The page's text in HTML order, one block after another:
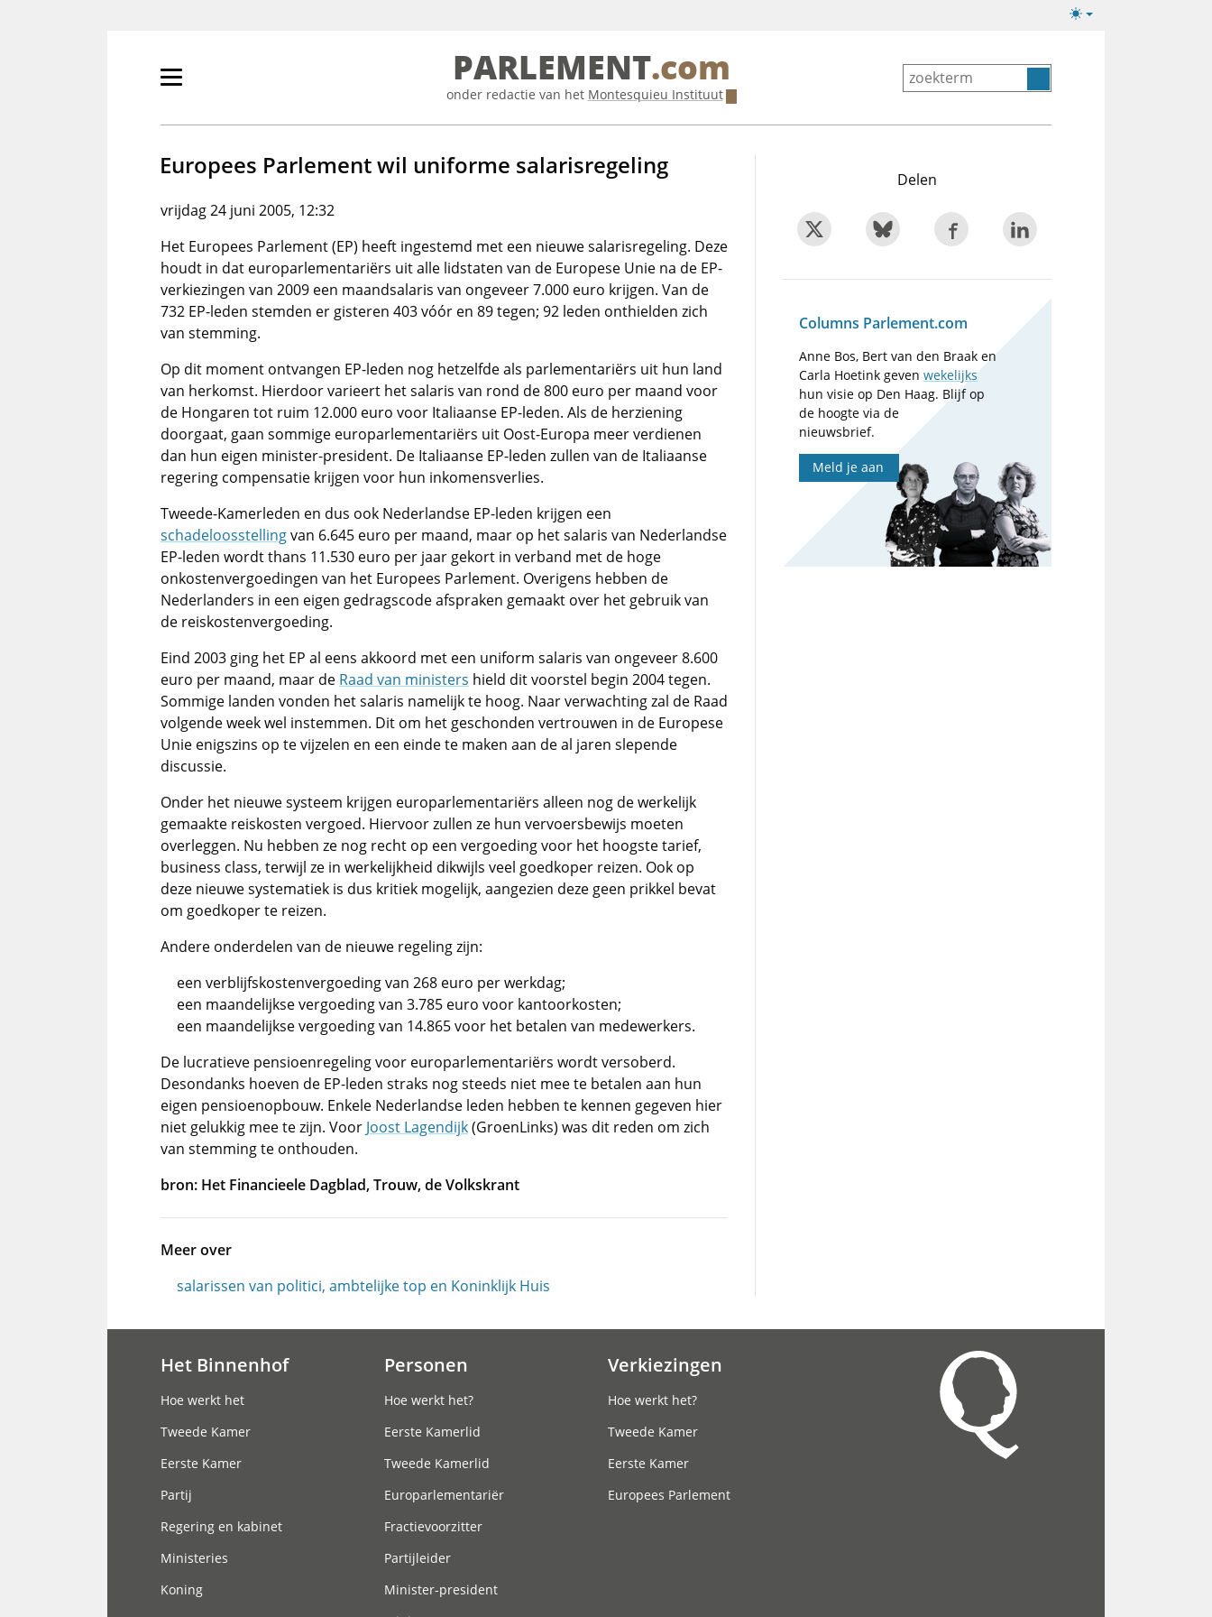
Lichte/donkere
Primair
tonen/verbergen
PARLEMENT.com
onder redactie van het Montesquieu Instituut
Europees Parlement wil uniforme salarisregeling
vrijdag 24 juni 2005, 12:32
Het Europees Parlement (EP) heeft ingestemd met een nieuwe salarisregeling. Deze
houdt in dat europarlementariërs uit alle lidstaten van de Europese Unie na de EP-
verkiezingen van 2009 een maandsalaris van ongeveer 7.000 euro krijgen. Van de
732 EP-leden stemden er gisteren 403 vóór en 89 tegen; 92 leden onthielden zich
van stemming.
Op dit moment ontvangen EP-leden nog hetzelfde als parlementariërs uit hun land
van herkomst. Hierdoor varieert het salaris van rond de 800 euro per maand voor
de Hongaren tot ruim 12.000 euro voor Italiaanse EP-leden. Als de herziening
doorgaat, gaan sommige europarlementariërs uit Oost-Europa meer verdienen
dan hun eigen minister-president. De Italiaanse EP-leden zullen van de Italiaanse
regering compensatie krijgen voor hun inkomensverlies.
Tweede-Kamerleden en dus ook Nederlandse EP-leden krijgen een
schadeloosstellingvan 6.645 euro per maand, maar op het salaris van Nederlandse
EP-leden wordt thans 11.530 euro per jaar gekort in verband met de hoge
onkostenvergoedingen van het Europees Parlement. Overigens hebben de
Nederlanders in een eigen gedragscode afspraken gemaakt over het gebruik van
de reiskostenvergoeding.
Eind 2003 ging het EP al eens akkoord met een uniform salaris van ongeveer 8.600
euro per maand, maar de Raad van ministers hield dit voorstel begin 2004 tegen.
Sommige landen vonden het salaris namelijk te hoog. Naar verwachting zal de Raad
volgende week wel instemmen. Dit om het geschonden vertrouwen in de Europese
Unie enigszins op te vijzelen en een einde te maken aan de al jaren slepende
discussie.
Onder het nieuwe systeem krijgen europarlementariërs alleen nog de werkelijk
gemaakte reiskosten vergoed. Hiervoor zullen ze hun vervoersbewijs moeten
overleggen. Nu hebben ze nog recht op een vergoeding voor het hoogste tarief,
business class, terwijl ze in werkelijkheid dikwijls veel goedkoper reizen. Ook op
deze nieuwe systematiek is dus kritiek mogelijk, aangezien deze geen prikkel bevat
om goedkoper te reizen.
Andere onderdelen van de nieuwe regeling zijn:
een verblijfskostenvergoeding van 268 euro per werkdag;
een maandelijkse vergoeding van 3.785 euro voor kantoorkosten;
een maandelijkse vergoeding van 14.865 voor het betalen van medewerkers.
De lucratieve pensioenregeling voor europarlementariërs wordt versoberd.
Desondanks hoeven de EP-leden straks nog steeds niet mee te betalen aan hun
eigen pensioenopbouw. Enkele Nederlandse leden hebben te kennen gegeven hier
niet gelukkig mee te zijn. Voor Joost Lagendijk(GroenLinks) was dit reden om zich
van stemming te onthouden.
bron: Het Financieele Dagblad, Trouw, de Volkskrant
Meer over
salarissen van politici, ambtelijke top en Koninklijk Huis
Delen
Columns Parlement.com
Anne Bos, Bert van den Braak en
Carla Hoetink gevenwekelijks
hun visie op Den Haag. Blijf op
de hoogte via de
nieuwsbrief.
Meld je aan
Het Binnenhof
Hoe werkt het
Tweede Kamer
Eerste Kamer
Partij
Regering en kabinet
Ministeries
Koning
Personen
Hoe werkt het?
Eerste Kamerlid
Tweede Kamerlid
Europarlementariër
Fractievoorzitter
Partijleider
Minister-president
Verkiezingen
Hoe werkt het?
Tweede Kamer
Eerste Kamer
Europees Parlement